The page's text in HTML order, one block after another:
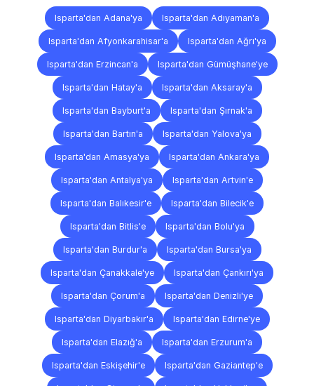
Isparta'dan Adana'ya Isparta'dan Adıyaman'a
Isparta'dan Afyonkarahisar'a Isparta'dan Ağrı'ya
Isparta'dan Erzincan'a Isparta'dan Gümüşhane'ye
Isparta'dan Hatay'a Isparta'dan Aksaray'a
Isparta'dan Bayburt'a Isparta'dan Şırnak'a
Isparta'dan Bartın'a Isparta'dan Yalova'ya
Isparta'dan Amasya'ya Isparta'dan Ankara'ya
Isparta'dan Antalya'ya Isparta'dan Artvin'e
Isparta'dan Balıkesir'e Isparta'dan Bilecik'e
Isparta'dan Bitlis'e Isparta'dan Bolu'ya
Isparta'dan Burdur'a Isparta'dan Bursa'ya
Isparta'dan Çanakkale'ye Isparta'dan Çankırı'ya
Isparta'dan Çorum'a Isparta'dan Denizli'ye
Isparta'dan Diyarbakır'a Isparta'dan Edirne'ye
Isparta'dan Elazığ'a Isparta'dan Erzurum'a
Isparta'dan Eskişehir'e Isparta'dan Gaziantep'e